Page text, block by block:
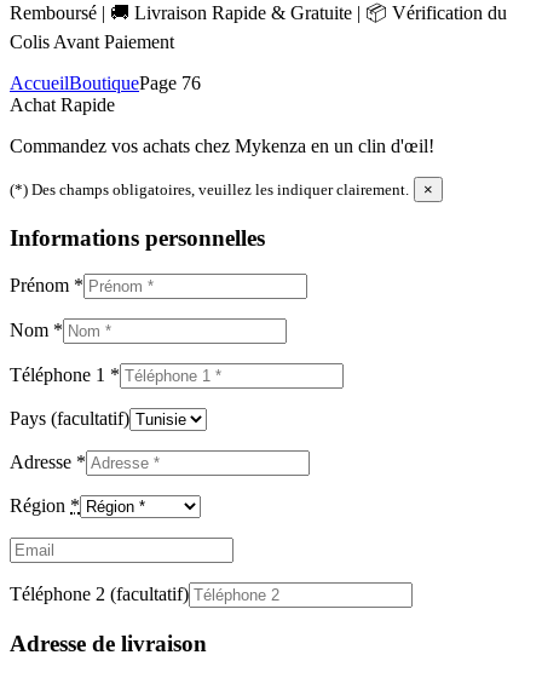
Remboursé | 🚚 Livraison Rapide & Gratuite | 📦 Vérification du
Colis Avant Paiement
AccueilBoutiquePage 76
Achat Rapide
Commandez vos achats chez Mykenza en un clin d'œil!
(*) Des champs obligatoires, veuillez les indiquer clairement. ×
Informations personnelles
Prénom *
Nom *
Téléphone 1 *
Pays (facultatif)
Adresse *
Région *
Email
Téléphone 2 (facultatif)
Adresse de livraison